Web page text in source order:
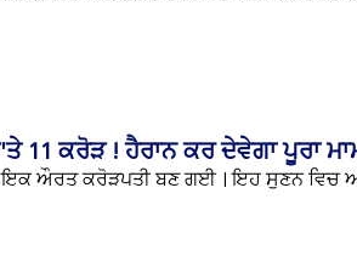
11 ਕਰੋੜ ! ਹੈਰਾਨ ਕਰ ਦੇਵੇਗਾ ਪੂਰਾ
ਔਰਤ ਕਰੋੜਪਤੀ ਬਣ ਗਈ । ਇਹ ਸੁਣਨ ਵਿਚ